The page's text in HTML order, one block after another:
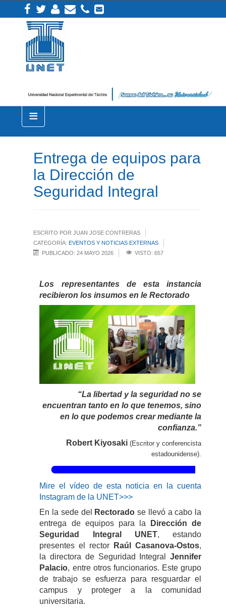
≡
Entrega de equipos para
la Dirección de
Seguridad Integral
ESCRITO POR JUAN JOSE CONTRERAS
CATEGORÍA: EVENTOS Y NOTICIAS EXTERNAS
PUBLICADO: 24 MAYO 2026
VISTO: 657
Los representantes de esta instancia
recibieron los insumos en le Rectorado
“La libertad y la seguridad no se
encuentran tanto en lo que tenemos, sino
en lo que podemos crear mediante la
confianza.”
Robert Kiyosaki (Escritor y conferencista
estadounidense).
Mire el vídeo de esta noticia en la cuenta
Instagram de la UNET>>>
En la sede del
Rectorado se llevó a cabo la
entrega de equipos para la
Dirección de
Seguridad Integral UNET, estando
presentes el rector
Raúl Casanova-Ostos,
la directora de Seguridad IntegralJennifer
Palacio, entre otros funcionarios. Este grupo
de trabajo se esfuerza para resguardar el
campus y proteger a la comunidad
universitaria.